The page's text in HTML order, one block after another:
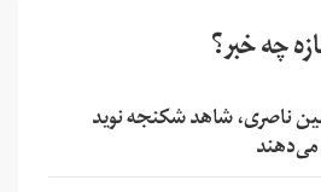
چه خبر؟
ناصری، شاهد شکنجه نوید
می‌دهند